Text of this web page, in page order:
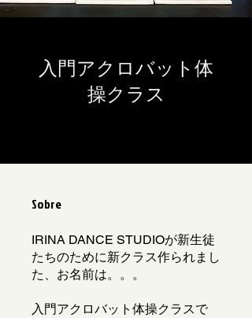
入門アクロバット体
操クラス
Sobre
IRINA DANCE STUDIOが新生徒
たちのために新クラス作られまし
た、お名前は。。。
入門アクロバット体操クラスで